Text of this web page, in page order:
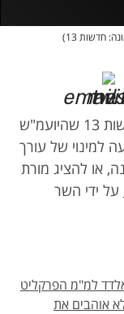
חדשות 13)
בכירים משפטיים אמרו הבוקר (שני) לחדשות 13 שהיועמ"ש
למינוי של עורך
או להציג מורת
על ידי השר
למ"מ הפרקליט
אוהבים את